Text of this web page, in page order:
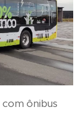
ônibus